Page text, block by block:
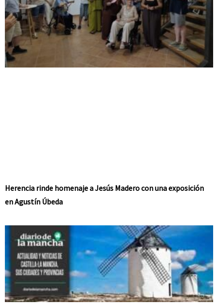
Herencia rinde homenaje a Jesús Madero con una exposición
en Agustín Úbeda